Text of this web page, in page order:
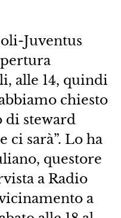
Juventus
alle 14, quindi
chiesto
di steward
ci sarà”. Lo ha
questore
a Radio
a